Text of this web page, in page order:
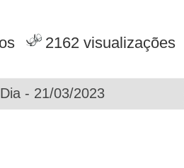
2162 visualizações
- 21/03/2023